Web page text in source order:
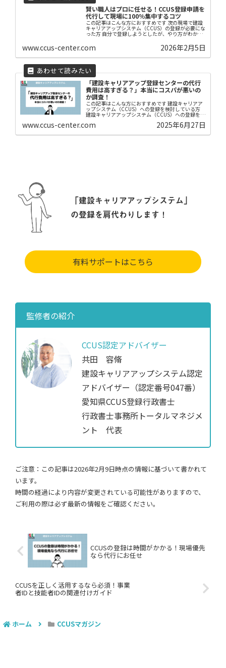
賢い職人はプロに任せる！CCUS登録申請を
代行して現場に100％集中するコツ
この記事はこんな方におすすめです 次の現場で建設
キャリアアップシステム（CCUS）の登録が必要にな
った方 自分で登録しようとしたが、やり方がわから
ず困っている方 仕事が忙しくて時間がない、パソコ
ン操作が苦手な方 【はじめに】 建設キャリアア...
www.ccus-center.com 2026年2月5日
「建設キャリアアップ登録センターの代行
費用は高すぎる？」本当にコスパが悪いの
か調査！
この記事はこんな方におすすめです 建設キャリアア
ップシステム（CCUS）への登録を検討している方
建設キャリアアップシステム（CCUS）への登録を自
録センターへ代行するのはどうなの？と思ってい...
www.ccus-center.com 2025年6月27日
「建設キャリアアップシステム」
の登録を肩代わりします！
有料サポートはこちら
監修者の紹介
CCUS認定アドバイザー
共田 容脩
建設キャリアアップシステム認定
アドバイザー（認定番号047番）
愛知県CCUS登録行政書士
行政書士事務所トータルマネジメ
ント 代表
ご注意：この記事は2026年2月9日時点の情報に基づいて書かれて
います。
時間の経過により内容が変更されている可能性がありますので、
ご利用の際は必ず最新の情報をご確認ください。
CCUSの登録は時間がかかる！現場優先
なら代行にお任せ
CCUSを正しく活用するなら必須！事業
者IDと技能者IDの関連付けガイド
ホーム CCUSマガジン